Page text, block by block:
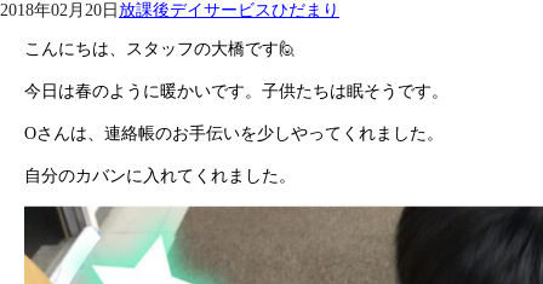
2018年02月20日放課後デイサービスひだまり
こんにちは、スタッフの大橋です🙋
今日は春のように暖かいです。子供たちは眠そうです。
Oさんは、連絡帳のお手伝いを少しやってくれました。
自分のカバンに入れてくれました。